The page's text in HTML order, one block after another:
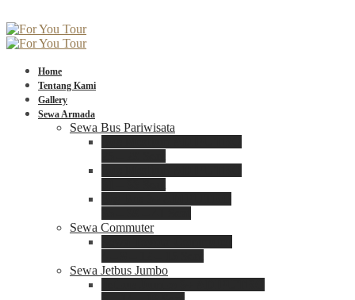
Home
Tentang Kami
Gallery
Sewa Armada
Sewa Bus Pariwisata
Sewa Commuter
Sewa Jetbus Jumbo